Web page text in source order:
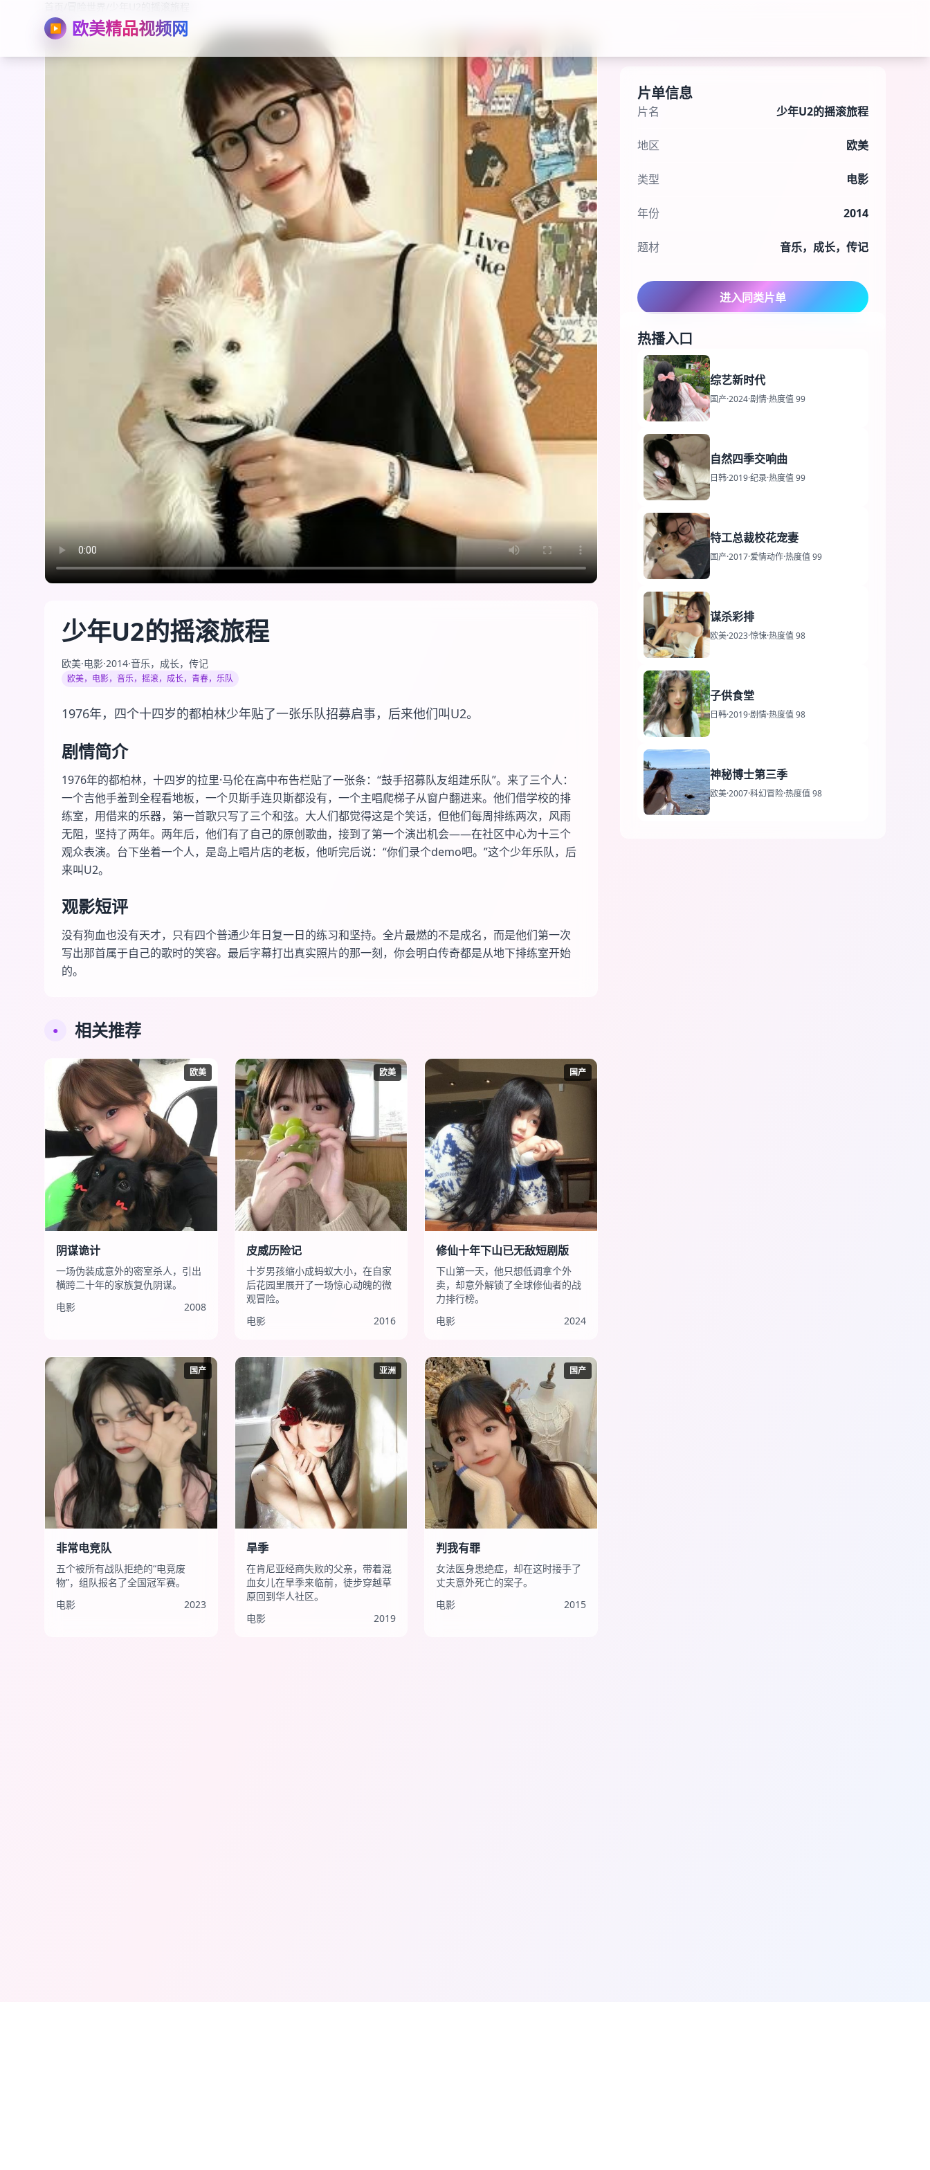
▶ 欧美精品视频网
少年U2的摇滚旅程
欧美·电影·2014·音乐，成长，传记
欧美，电影，音乐，摇滚，成长，青春，乐队
1976年，四个十四岁的都柏林少年贴了一张乐队招募启事，后来他们叫U2。
剧情简介
1976年的都柏林，十四岁的拉里·马伦在高中布告栏贴了一张条：“鼓手招募队友组建乐队”。来了三个人：
一个吉他手羞到全程看地板，一个贝斯手连贝斯都没有，一个主唱爬梯子从窗户翻进来。他们借学校的排
练室，用借来的乐器，第一首歌只写了三个和弦。大人们都觉得这是个笑话，但他们每周排练两次，风雨
无阻，坚持了两年。两年后，他们有了自己的原创歌曲，接到了第一个演出机会——在社区中心为十三个
观众表演。台下坐着一个人，是岛上唱片店的老板，他听完后说：“你们录个demo吧。”这个少年乐队，后
来叫U2。
观影短评
没有狗血也没有天才，只有四个普通少年日复一日的练习和坚持。全片最燃的不是成名，而是他们第一次
写出那首属于自己的歌时的笑容。最后字幕打出真实照片的那一刻，你会明白传奇都是从地下排练室开始
的。
● 相关推荐
欧美
阴谋诡计
一场伪装成意外的密室杀人，引出
横跨二十年的家族复仇阴谋。
电影
2008
欧美
皮威历险记
十岁男孩缩小成蚂蚁大小，在自家
后花园里展开了一场惊心动魄的微
观冒险。
电影
2016
国产
修仙十年下山已无敌短剧版
下山第一天，他只想低调拿个外
卖，却意外解锁了全球修仙者的战
力排行榜。
电影
2024
国产
非常电竞队
五个被所有战队拒绝的“电竞废
物”，组队报名了全国冠军赛。
电影
2023
亚洲
旱季
在肯尼亚经商失败的父亲，带着混
血女儿在旱季来临前，徒步穿越草
原回到华人社区。
电影
2019
国产
判我有罪
女法医身患绝症，却在这时接手了
丈夫意外死亡的案子。
电影
2015
片单信息
片名 少年U2的摇滚旅程
地区 欧美
类型 电影
年份 2014
题材 音乐，成长，传记
进入同类片单
热播入口
综艺新时代
国产·2024·剧情·热度值 99
自然四季交响曲
日韩·2019·纪录·热度值 99
特工总裁校花宠妻
国产·2017·爱情动作·热度值 99
谋杀彩排
欧美·2023·惊悚·热度值 98
子供食堂
日韩·2019·剧情·热度值 98
神秘博士第三季
欧美·2007·科幻冒险·热度值 98